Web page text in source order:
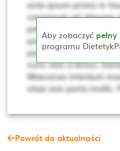
ante ipsum primis in
consequat vel aliquam
pellentesque. Ut non
porta, lectus dui
porta mollis. Proin
nunc sem a lectus.
Maecenas interdum
vitae sem porta mollis.
Aby zobaczyć
programu
Powrót do aktualności